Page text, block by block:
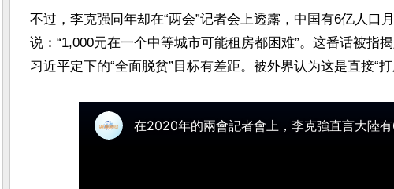
不过，李克强同年却在“两会”记者会上透露，中国有6亿人口
说：“1,000元在一个中等城市可能租房都困难”。这番话被指